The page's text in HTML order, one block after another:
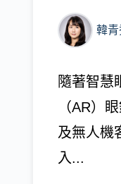
韓青
隨著智慧
（AR）
及無人機
入...